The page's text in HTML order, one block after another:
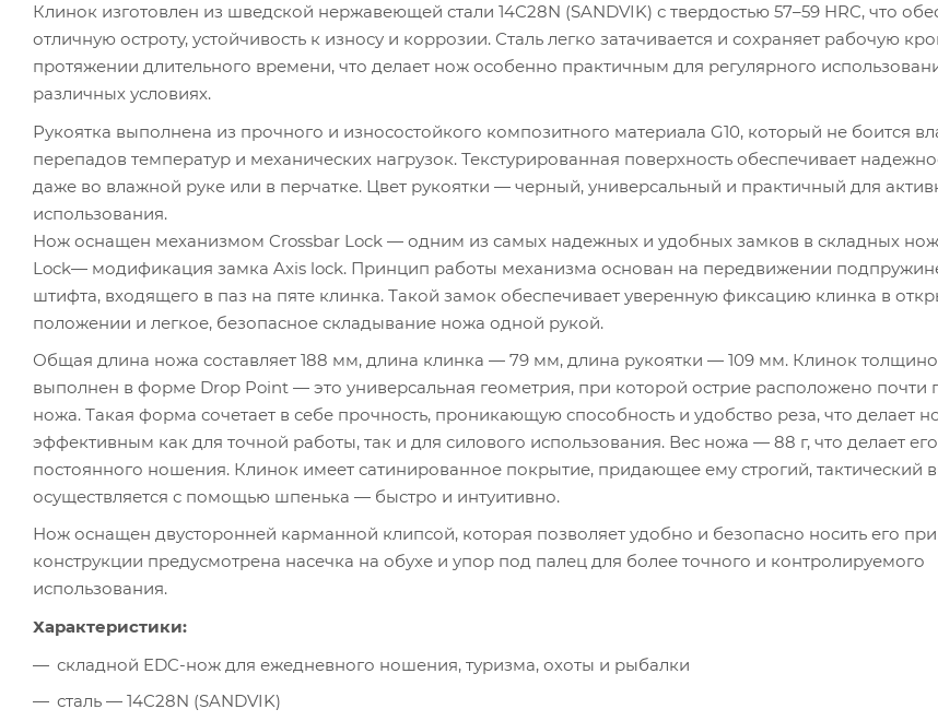
Клинок изготовлен из шведской нержавеющей стали 14C28N (SANDVIK) с твердостью 57–59 HRC, что
отличную остроту, устойчивость к износу и коррозии. Сталь легко затачивается и сохраняет рабочую
протяжении длительного времени, что делает нож особенно практичным для регулярного
различных условиях.
Рукоятка выполнена из прочного и износостойкого композитного материала G10, который не боится
перепадов температур и механических нагрузок. Текстурированная поверхность обеспечивает
даже во влажной руке или в перчатке. Цвет рукоятки — черный, универсальный и практичный для
использования.
Нож оснащен механизмом Crossbar Lock — одним из самых надежных и удобных замков в складных
Lock— модификация замка Axis lock. Принцип работы механизма основан на передвижении
штифта, входящего в паз на пяте клинка. Такой замок обеспечивает уверенную фиксацию клинка в
положении и легкое, безопасное складывание ножа одной рукой.
Общая длина ножа составляет 188 мм, длина клинка — 79 мм, длина рукоятки — 109 мм. Клинок
выполнен в форме Drop Point — это универсальная геометрия, при которой острие расположено почти
ножа. Такая форма сочетает в себе прочность, проникающую способность и удобство реза, что делает
эффективным как для точной работы, так и для силового использования. Вес ножа — 88 г, что делает
постоянного ношения. Клинок имеет сатинированное покрытие, придающее ему строгий, тактический
осуществляется с помощью шпенька — быстро и интуитивно.
Нож оснащен двусторонней карманной клипсой, которая позволяет удобно и безопасно носить его
конструкции предусмотрена насечка на обухе и упор под палец для более точного и контролируемого
использования.
Характеристики:
складной EDC-нож для ежедневного ношения, туризма, охоты и рыбалки
сталь — 14C28N (SANDVIK)